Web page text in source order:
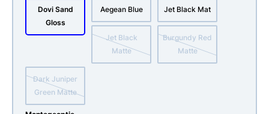
Dovi Sand
Gloss
Aegean Blue Jet Black Mat
Jet Black
Matte
Burgundy Red
Matte
Dark Juniper
Green Matte